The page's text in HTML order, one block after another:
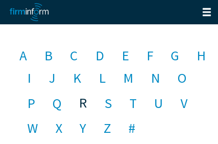
A B C D E F G
H
I
J K L M N
O
P
Q R S T U
V
W
X Y Z #